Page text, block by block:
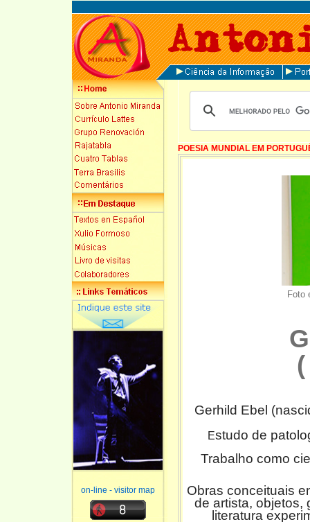
on-line - visitor map
POESIA MUNDIAL EM
Foto
Gerhild Ebel
Estudo de
Trabalho como
Obras conceituais
de artista, objetos,
literatura